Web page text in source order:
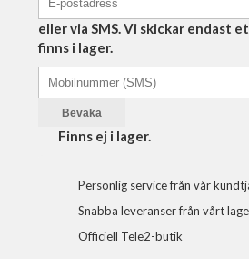
eller via SMS. Vi skickar endast
finns i lager.
Bevaka
Finns ej i lager.
Personlig service från vår
Snabba leveranser från vårt
Officiell Tele2-butik